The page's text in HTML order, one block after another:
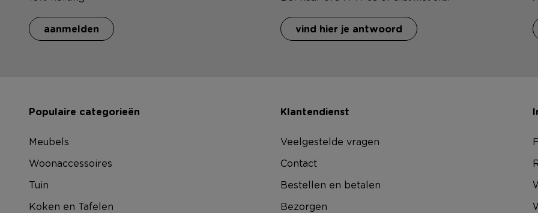
aanmelden vind hier je antwoord
Populaire categorieën
Meubels
Woonaccessoires
Tuin
Koken en Tafelen
Klantendienst
Veelgestelde vragen
Contact
Bestellen en betalen
Bezorgen